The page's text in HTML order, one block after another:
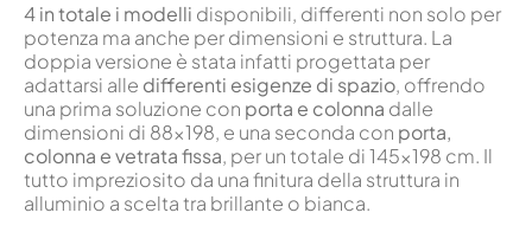
4 in totale i modelli disponibili, differenti non solo per
potenza ma anche per dimensioni e struttura. La
doppia versione è stata infatti progettata per
adattarsi alle differenti esigenze di spazio, offrendo
una prima soluzione con porta e colonna dalle
dimensioni di 88×198, e una seconda con porta,
colonna e vetrata fissa, per un totale di 145×198 cm. Il
tutto impreziosito da una finitura della struttura in
alluminio a scelta tra brillante o bianca.